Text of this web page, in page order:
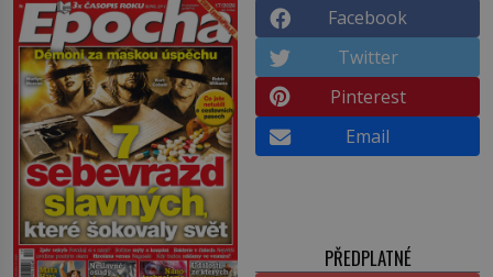
Facebook
Twitter
Pinterest
Email
PŘEDPLATNÉ